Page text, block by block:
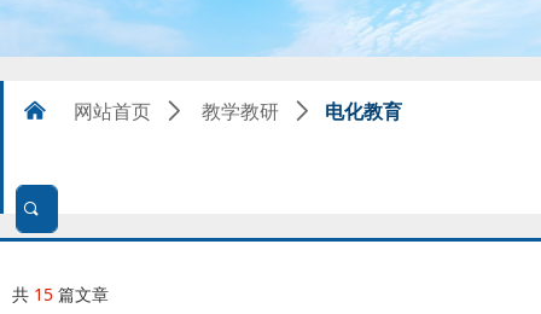
共 15 篇文章
网站首页 ꄲ 教学教研 ꄲ 电化教育
낀
끠
索